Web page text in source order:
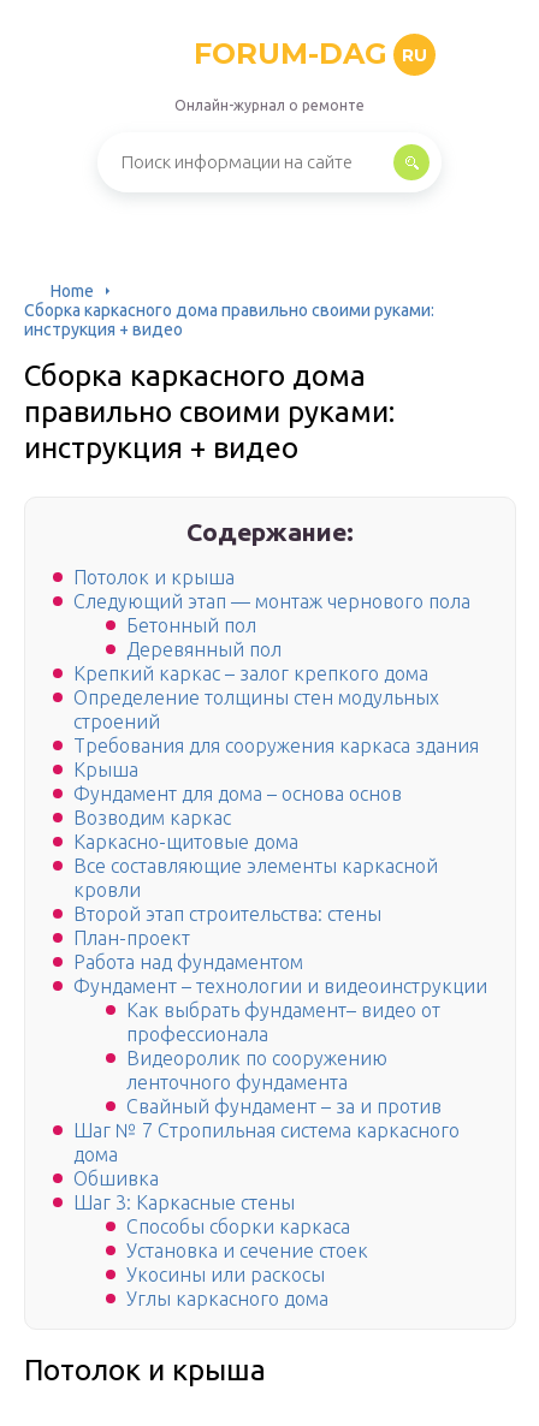
FORUM-DAG RU
Онлайн-журнал о ремонте
Home
Сборка каркасного дома правильно своими руками:
инструкция + видео
Сборка каркасного дома
правильно своими руками:
инструкция + видео
Содержание:
Потолок и крыша
Следующий этап — монтаж чернового пола
Бетонный пол
Деревянный пол
Крепкий каркас – залог крепкого дома
Определение толщины стен модульных
строений
Требования для сооружения каркаса здания
Крыша
Фундамент для дома – основа основ
Возводим каркас
Каркасно-щитовые дома
Все составляющие элементы каркасной
кровли
Второй этап строительства: стены
План-проект
Работа над фундаментом
Фундамент – технологии и видеоинструкции
Как выбрать фундамент– видео от
профессионала
Видеоролик по сооружению
ленточного фундамента
Свайный фундамент – за и против
Шаг № 7 Стропильная система каркасного
дома
Обшивка
Шаг 3: Каркасные стены
Способы сборки каркаса
Установка и сечение стоек
Укосины или раскосы
Углы каркасного дома
Потолок и крыша